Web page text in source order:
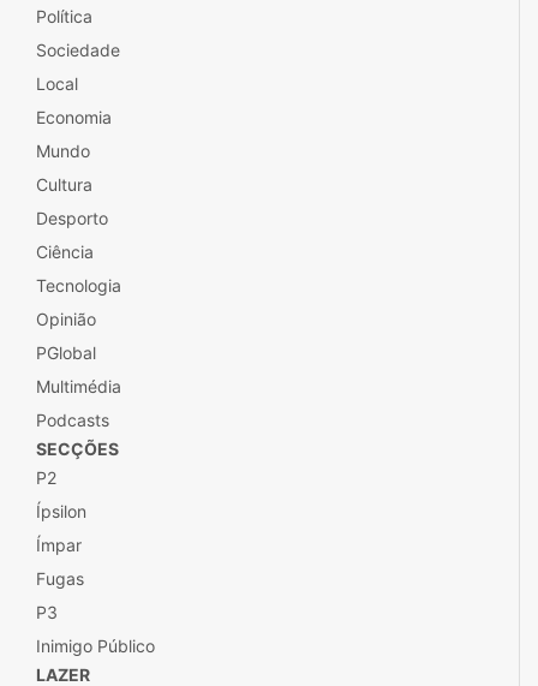
Política
Sociedade
Local
Economia
Mundo
Cultura
Desporto
Ciência
Tecnologia
Opinião
PGlobal
Multimédia
Podcasts
SECÇÕES
P2
Ípsilon
Ímpar
Fugas
P3
Inimigo Público
LAZER